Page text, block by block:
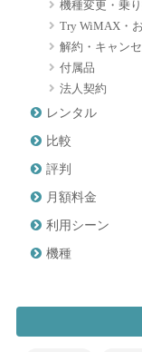
機種変更・乗り
Try WiMAX・
解約・キャン
付属品
法人契約
レンタル
比較
評判
月額料金
利用シーン
機種